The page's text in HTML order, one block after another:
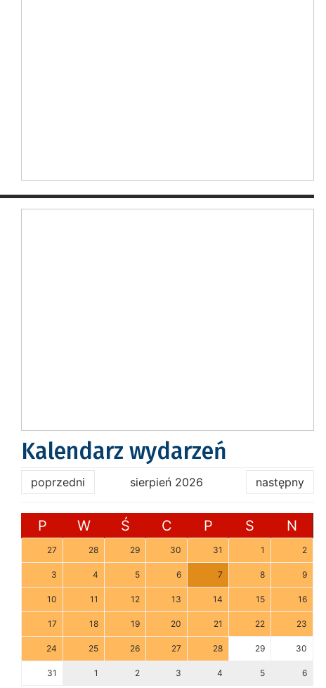
Kalendarz wydarzeń
poprzedni sierpień 2026 następny
P W Ś C P S N
27 28 29 30 31 1 2
3 4 5 6 7 8 9
10 11 12 13 14 15 16
17 18 19 20 21 22 23
24 25 26 27 28 29 30
31 1 2 3 4 5 6